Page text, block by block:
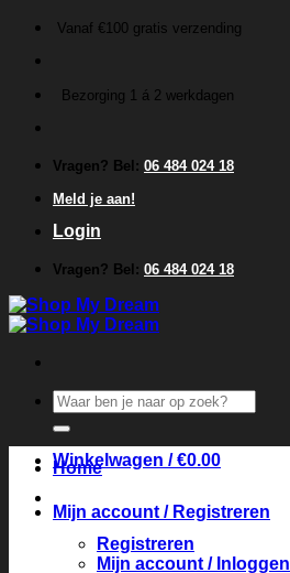
inhoud
Vanaf €100 gratis verzending
Bezorging 1 á 2 werkdagen
Vragen? Bel: 06 484 024 18
Meld je aan!
Login
Vragen? Bel: 06 484 024 18
Zoeken
naar:
Winkelwagen /€0.00
Home
Mijn account / Registreren
Registreren
Mijn account / Inloggen